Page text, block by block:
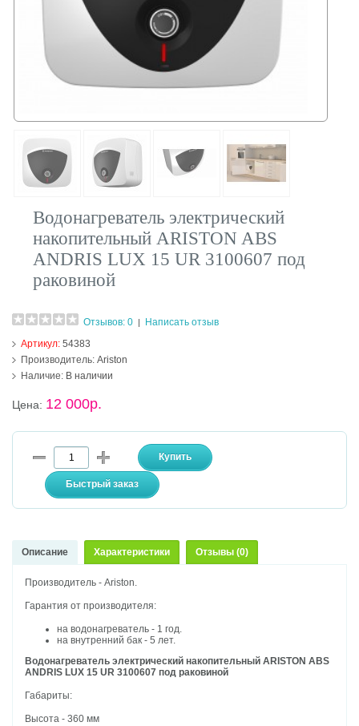
Водонагреватель электрический
накопительный ARISTON ABS
ANDRIS LUX 15 UR 3100607 под
раковиной
Отзывов: 0
Написать отзыв
Артикул:54383
Производитель: Ariston
Наличие: В наличии
Цена: 12 000р.
Описание Характеристики Отзывы (0)
Производитель - Ariston.
Гарантия от производителя:
на водонагреватель - 1 год.
на внутренний бак - 5 лет.
Водонагреватель электрический накопительный ARISTON ABS
ANDRIS LUX 15 UR 3100607 под раковиной
Габариты:
Высота - 360 мм